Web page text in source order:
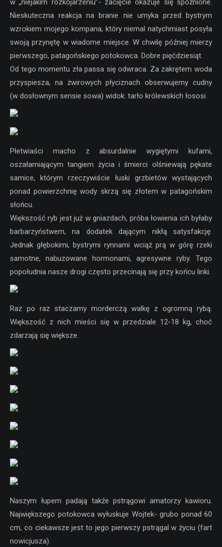
Nieskuteczna reakcja na branie nie umyka przed bystrym
wzrokiem mojego kompana, który niemal natychmiast posyła
swoją przynętę w wiadome miejsce. W chwilę później mierzy
pierwszego, patagońskiego potokowca. Dobre pięćdziesiąt.
Od tego momentu zła passa się odwraca. Za zakrętem woda
przyspiesza, na żwirowych płyciznach obserwujemy cudny
(w dosłownym sensie sowa) widok: tarło królewskich łososi.
Płetwiaści macho z absurdalnie wygiętymi kufami,
oszałamiającym tangiem życia i śmierci olśniewają pękate
samice, którym rzeczywiście łuski grzbietów wystających
ponad powierzchnię wody skrzą się złotem w patagońskim
słońcu.
Większość ryb jest już w gniazdach, próba łowienia ich byłaby
barbarzyństwem, na dodatek dającym nikłą satysfakcję.
Jednak głębokimi, bystrymi rynnami wciąż prą w górę rzeki
samotne, nabuzowane hormonami, agresywne ryby. Tego
popołudnia nasze drogi często przecinają się przy końcu linki.
Raz po raz staczamy morderczą walkę z ogromną rybą.
Większość z nich mieści się w przedziale 12-18 kg, choć
zdarzają się większe.
Naszym łupem padają także pstrągowi amatorzy kawioru.
Największego potokowca wyłuskuje Wojtek- grubo ponad 60
cm, co ciekawsze jest to jego pierwszy pstrągal w życiu (fart
nowicjusza).